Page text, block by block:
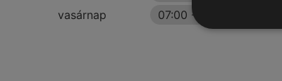
vasárnap
07:00 -